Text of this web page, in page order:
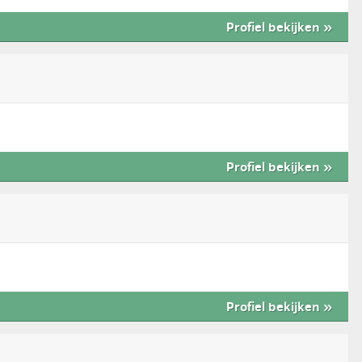
Profiel bekijken »
Profiel bekijken »
Profiel bekijken »